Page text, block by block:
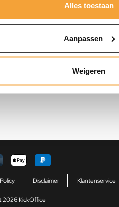
Alles toestaan
Aanpassen
Weigeren
2026 KickOffice
Disclaimer Klantenservice